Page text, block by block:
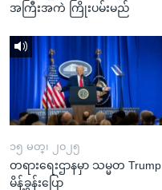
အကြီးအကဲ ကြိုးပမ်းမည်
၁၅ မတ္၊ ၂၀၂၅
တရားရေးဌာနမှာ သမ္မတ Trump
မိန့်ခွန်းပြော